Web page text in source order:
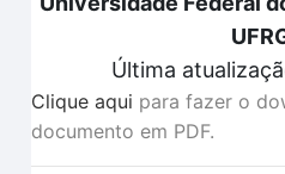
Última
Clique aqui para fazer o
documento em PDF.